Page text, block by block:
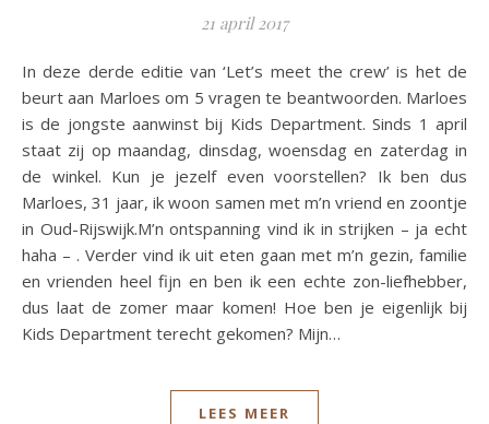
21 april 2017
In deze derde editie van ‘Let’s meet the crew’ is het de
beurt aan Marloes om 5 vragen te beantwoorden. Marloes
is de jongste aanwinst bij Kids Department. Sinds 1 april
staat zij op maandag, dinsdag, woensdag en zaterdag in
de winkel. Kun je jezelf even voorstellen? Ik ben dus
Marloes, 31 jaar, ik woon samen met m’n vriend en zoontje
in Oud-Rijswijk.M’n ontspanning vind ik in strijken – ja echt
haha – . Verder vind ik uit eten gaan met m’n gezin, familie
en vrienden heel fijn en ben ik een echte zon-liefhebber,
dus laat de zomer maar komen! Hoe ben je eigenlijk bij
Kids Department terecht gekomen? Mijn…
LEES MEER